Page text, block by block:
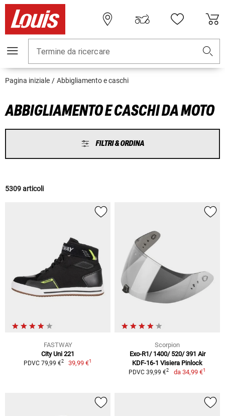
Termine da ricercare
Pagina iniziale Abbigliamento e caschi
ABBIGLIAMENTO E CASCHI DA MOTO
FILTRI & ORDINA
5309 articoli
FASTWAY
City Uni 221
PDVC 79,99 €2 39,99 €1
Scorpion
Exo-R1/ 1400/ 520/ 391 Air
KDF-16-1 Visiera Pinlock
PDVC 39,99 €2 da 34,99 €1